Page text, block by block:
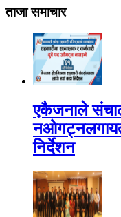
ताजा समाचार
एकैजनाले
निर्देशन